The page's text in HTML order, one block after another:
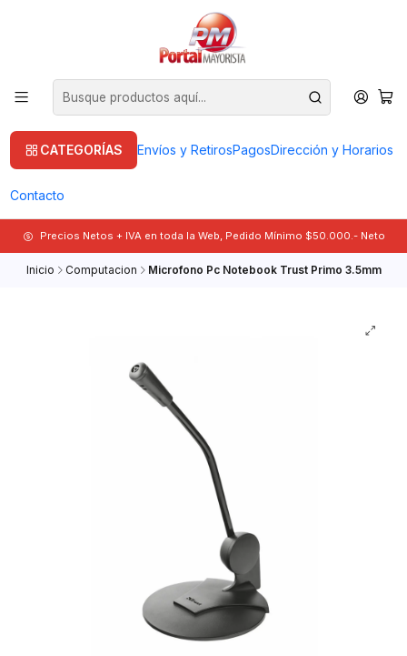
CATEGORÍAS Envíos y RetirosPagosDirección y Horarios
Contacto
Precios Netos + IVA en toda la Web, Pedido Mínimo $50.000.- Neto
Inicio Computacion Microfono Pc Notebook Trust Primo 3.5mm